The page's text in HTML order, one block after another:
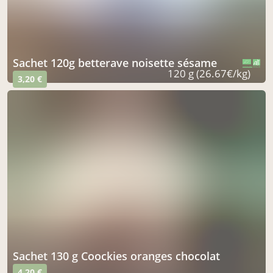
sachet 120g betterave noisette sésame
3,20 € 120 g (26.67€/kg)
sachet 130 g Coockies oranges chocolat